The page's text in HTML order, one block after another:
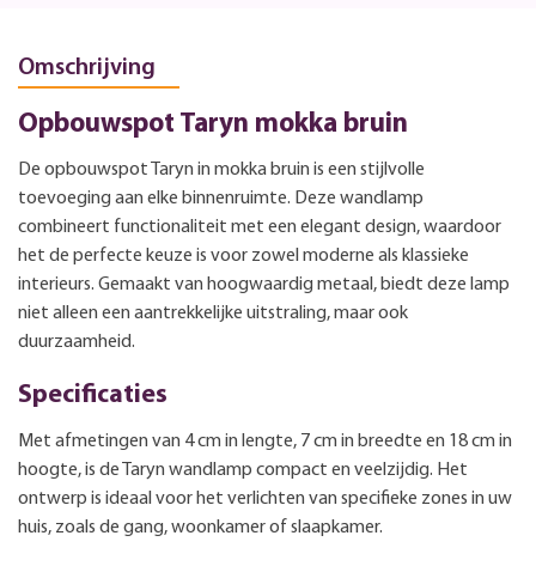
Omschrijving
Opbouwspot Taryn mokka bruin
De opbouwspot Taryn in mokka bruin is een stijlvolle
toevoeging aan elke binnenruimte. Deze wandlamp
combineert functionaliteit met een elegant design, waardoor
het de perfecte keuze is voor zowel moderne als klassieke
interieurs. Gemaakt van hoogwaardig metaal, biedt deze lamp
niet alleen een aantrekkelijke uitstraling, maar ook
duurzaamheid.
Specificaties
Met afmetingen van 4 cm in lengte, 7 cm in breedte en 18 cm in
hoogte, is de Taryn wandlamp compact en veelzijdig. Het
ontwerp is ideaal voor het verlichten van specifieke zones in uw
huis, zoals de gang, woonkamer of slaapkamer.